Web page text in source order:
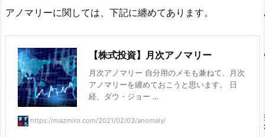
アノマリーに関しては、下記に纏めてあります。
【株式投資】月次アノマリー
月次アノマリー 自分用のメモも兼ねて、月次
アノマリーを纏めておこうと思います。 日
経、ダウ・ジョー ...
https://mazmiro.com/2021/02/03/anomaly/